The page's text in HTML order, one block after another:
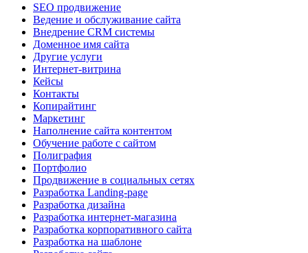
SEO продвижение
Ведение и обслуживание сайта
Внедрение CRM системы
Доменное имя сайта
Другие услуги
Интернет-витрина
Кейсы
Контакты
Копирайтинг
Маркетинг
Наполнение сайта контентом
Обучение работе с сайтом
Полиграфия
Портфолио
Продвижение в социальных сетях
Разработка Landing-page
Разработка дизайна
Разработка интернет-магазина
Разработка корпоративного сайта
Разработка на шаблоне